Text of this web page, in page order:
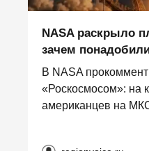
NASA раскрыло
зачем
В NASA
«Роскосмосом»: на
американцев на